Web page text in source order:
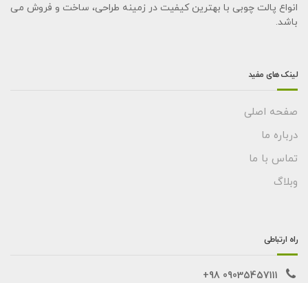
انواع پالت چوبی با بهترین کیفیت در زمینه طراحی، ساخت و فروش می
باشد.
لینک های مفید
صفحه اصلی
درباره ما
تماس با ما
وبلاگ
راه ارتباطی
09035457111 98+